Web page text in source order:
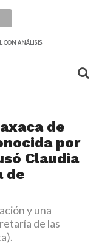
de
por
Claudia
de
y una
de las